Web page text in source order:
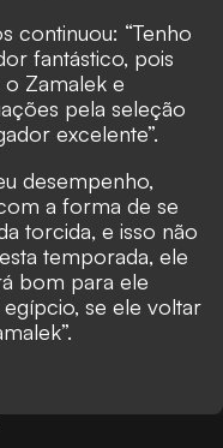
continuou: “Tenho
fantástico, pois
Zamalek e
pela seleção
excelente”.
desempenho,
a forma de se
torcida, e isso não
temporada, ele
bom para ele
se ele voltar